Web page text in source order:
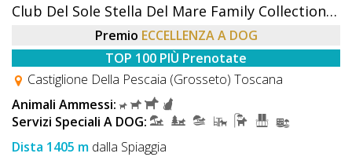
Club Del Sole Stella Del Mare Family Collection
Premio ECCELLENZA A DOG
TOP 100 PIÙ Prenotate
Castiglione Della Pescaia (Grosseto) Toscana
Animali Ammessi:
Servizi Speciali A DOG:
Dista 1405 m dalla Spiaggia